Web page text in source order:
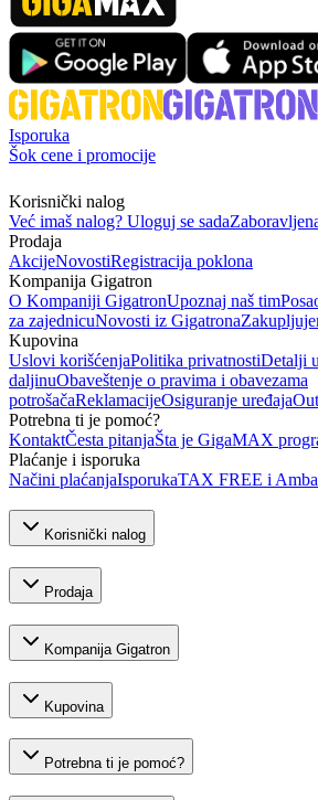
Isporuka
Šok cene i promocije
Korisnički nalog
Već imaš nalog? Uloguj se sada
Prodaja
AkcijeNovostiRegistracija poklona
Kompanija Gigatron
O Kompaniji GigatronUpoznaj naš tim
za zajednicuNovosti iz Gigatrona
Kupovina
Uslovi korišćenjaPolitika privatnostiDetalji
daljinuObaveštenje o pravima i obavezama
potrošačaReklamacijeOsiguranje uređaja
Potrebna ti je pomoć?
KontaktČesta pitanjaŠta je GigaMAX
Plaćanje i isporuka
Načini plaćanjaIsporukaTAX FREE i
Korisnički nalog
Prodaja
Kompanija Gigatron
Kupovina
Potrebna ti je pomoć?